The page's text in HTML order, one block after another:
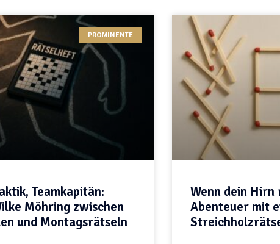
PROMINENTE
Teamkapitän:
Möhring zwischen
und Montagsrätseln
Wenn dein Hirn
Abenteuer mit